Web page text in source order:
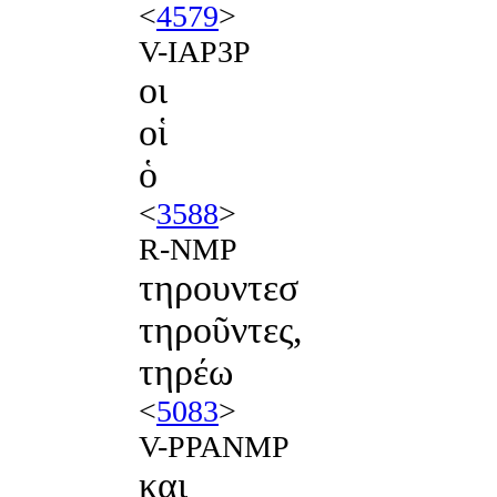
<4579>
V-IAP3P
οι
οἱ
ὁ
<3588>
R-NMP
τηρουντεσ
τηροῦντες,
τηρέω
<5083>
V-PPANMP
και